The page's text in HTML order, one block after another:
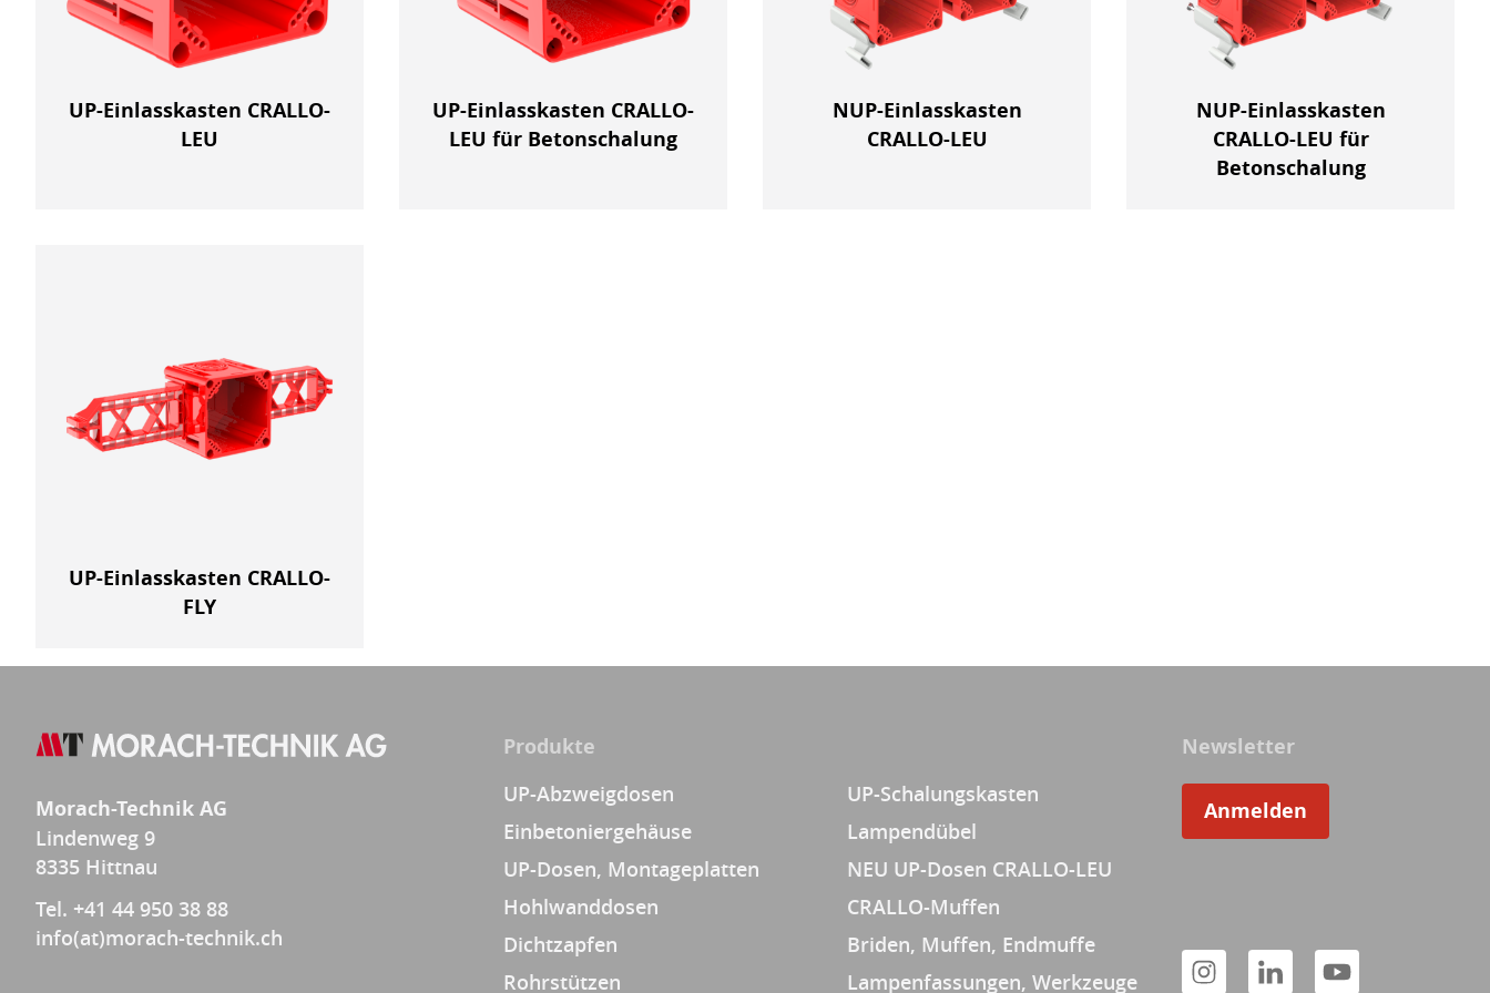
UP-Einlasskasten CRALLO-
LEU
UP-Einlasskasten CRALLO-
LEU für Betonschalung
NUP-Einlasskasten
CRALLO-LEU
NUP-Einlasskasten
CRALLO-LEU für
Betonschalung
UP-Einlasskasten CRALLO-
FLY
Morach-Technik AG
Lindenweg 9
8335 Hittnau
Tel. +41 44 950 38 88
info(at)morach-technik.ch
Produkte
UP-Abzweigdosen
UP-Schalungskasten
Einbetoniergehäuse
Lampendübel
UP-Dosen, Montageplatten
NEU UP-Dosen CRALLO-LEU
Hohlwanddosen
CRALLO-Muffen
Dichtzapfen
Briden, Muffen, Endmuffe
Rohrstützen
Lampenfassungen, Werkzeuge
Newsletter
Anmelden